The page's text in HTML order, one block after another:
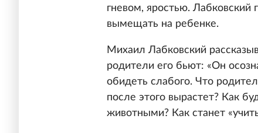
гневом, яростью. Лабковский
вымещать на ребенке.
Михаил Лабковский
родители его бьют: «Он
обидеть слабого. Что
после этого вырастет? Как
животными? Как станет